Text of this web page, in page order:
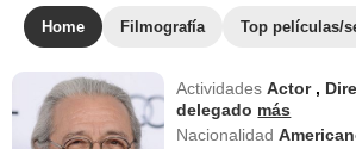
Home Filmografía Top películas/
ActividadesActor ,
delegado más
Nacionalidad